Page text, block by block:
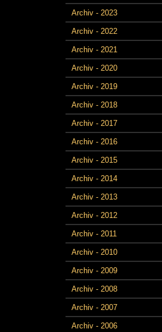
Archiv - 2023
Archiv - 2022
Archiv - 2021
Archiv - 2020
Archiv - 2019
Archiv - 2018
Archiv - 2017
Archiv - 2016
Archiv - 2015
Archiv - 2014
Archiv - 2013
Archiv - 2012
Archiv - 2011
Archiv - 2010
Archiv - 2009
Archiv - 2008
Archiv - 2007
Archiv - 2006